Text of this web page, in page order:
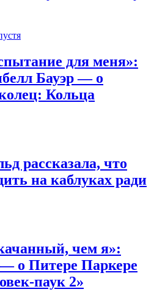
для меня»:
Бауэр — о
Кольца
рассказала, что
на каблуках ради
чем я»:
о Питере Паркере
паук 2»